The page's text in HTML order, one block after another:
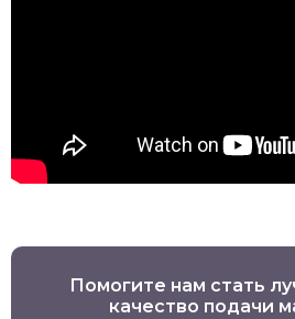
Помогите нам стать
качество подачи